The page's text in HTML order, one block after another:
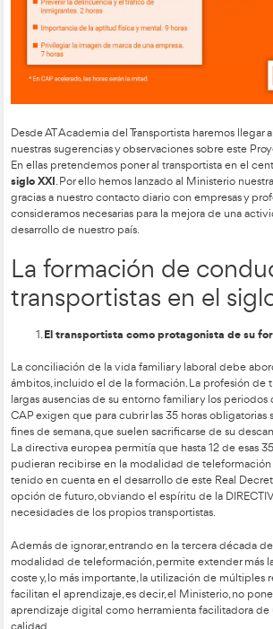
*En CAP acelerado, las horas
7.- Recuperación de puntos mediante
Se podrán recuperar hasta un máximo
opción a recuperar hasta 4 puntos, pero
nunca llegó a autorizarlo.
8.- Cursos y formación polivalente
Se podrán computar otras formaciones
cursos CAP:
Mercancías Peligrosas
Transporte de animales
9.- Reconocimiento a nivel nacional de
Hasta ahora el reconocimiento lo hacía
vinculante para el resto del territorio
10.- El alumno decidirá dónde realizar
Hasta ahora el lugar exigido era la